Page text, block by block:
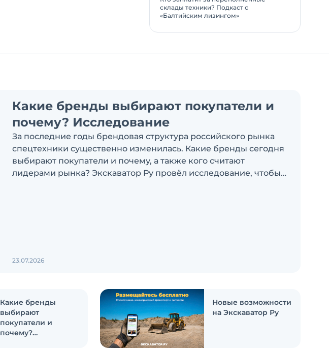
склады техники? Подкаст с
«Балтийским лизингом»
Какие бренды выбирают покупатели и
почему? Исследование
За последние годы брендовая структура российского рынка
спецтехники существенно изменилась. Какие бренды сегодня
выбирают покупатели и почему, а также кого считают
лидерами рынка? Экскаватор Ру провёл исследование, чтобы
23.07.2026
Какие бренды
выбирают
покупатели и
почему?
Новые возможности
на Экскаватор Ру